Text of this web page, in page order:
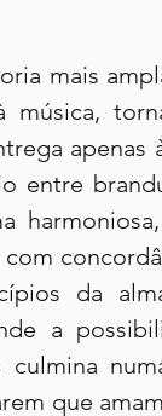
mais
apenas
entre
da
a
que